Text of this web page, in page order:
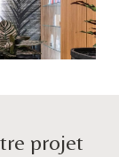
projet